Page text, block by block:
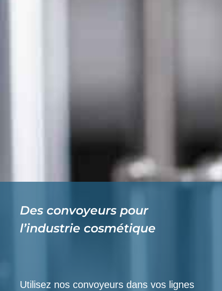
Des convoyeurs pour
l’industrie cosmétique
Utilisez nos convoyeurs dans vos lignes